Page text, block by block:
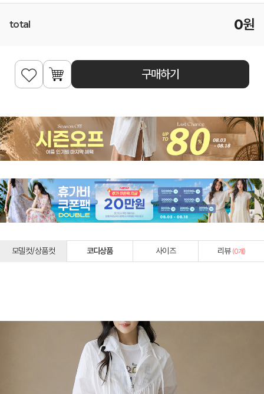
total 0원
구매하기
모델컷/상품컷 코디상품 사이즈 리뷰 (0개)